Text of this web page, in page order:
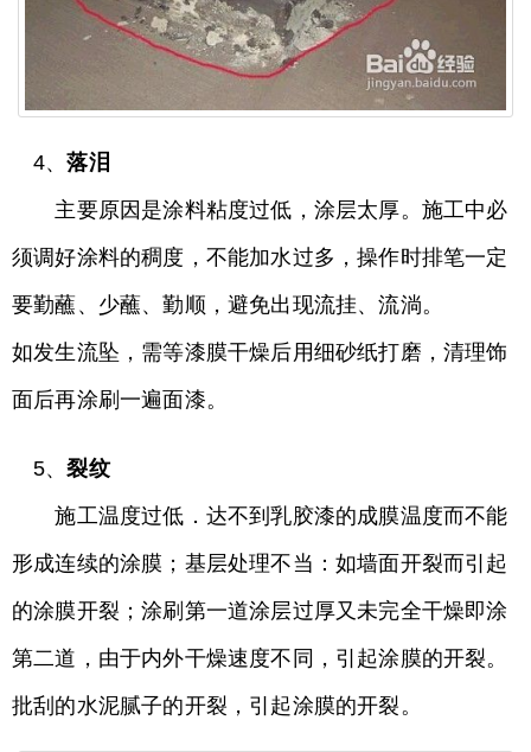
4、落泪
主要原因是涂料粘度过低，涂层太厚。施工中必
须调好涂料的稠度，不能加水过多，操作时排笔一定
要勤蘸、少蘸、勤顺，避免出现流挂、流淌。
如发生流坠，需等漆膜干燥后用细砂纸打磨，清理饰
面后再涂刷一遍面漆。
5、裂纹
施工温度过低．达不到乳胶漆的成膜温度而不能
形成连续的涂膜；基层处理不当：如墙面开裂而引起
的涂膜开裂；涂刷第一道涂层过厚又未完全干燥即涂
第二道，由于内外干燥速度不同，引起涂膜的开裂。
批刮的水泥腻子的开裂，引起涂膜的开裂。